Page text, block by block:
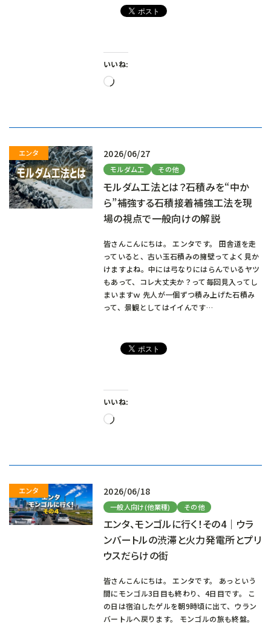
いいね:
読
2026/06/27
モルダム工 その他
モルダム工法とは？石積みを“中か
ら”補強する石積接着補強工法を現
場の視点で一般向けの解説
皆さんこんにちは。 エンタです。 田舎道を走
っていると、古い玉石積みの擁壁ってよく見か
けますよね。中には弓なりにはらんでいるヤツ
もあって、コレ大丈夫か？って毎回見入ってし
まいますｗ 先人が一個ずつ積み上げた石積み
って、景観としてはイイんです…
いいね:
読
2026/06/18
一般人向け(他業種) その他
エンタ、モンゴルに行く！その4｜ウラ
ンバートルの渋滞と火力発電所とプリ
ウスだらけの街
皆さんこんにちは。 エンタです。 あっという
間にモンゴル3日目も終わり、4日目です。 こ
の日は宿泊したゲルを朝9時頃に出て、ウラン
バートルへ戻ります。 モンゴルの旅も終盤。